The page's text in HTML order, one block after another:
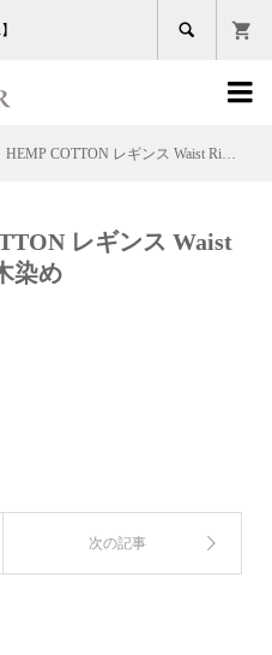


COTTON レギンス Waist Rib / NATURAL & 草木染め
レギンス Waist
染め